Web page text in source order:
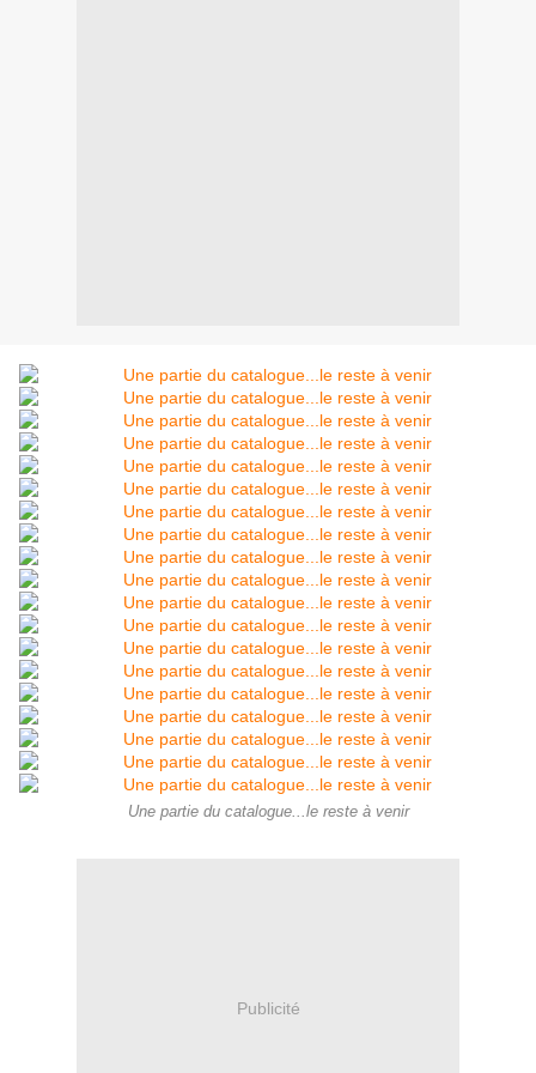
Une partie du catalogue...le reste à venir
Publicité